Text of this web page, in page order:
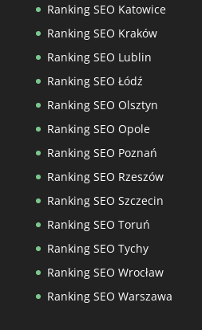
Ranking SEO Katowice
Ranking SEO Kraków
Ranking SEO Lublin
Ranking SEO Łódź
Ranking SEO Olsztyn
Ranking SEO Opole
Ranking SEO Poznań
Ranking SEO Rzeszów
Ranking SEO Szczecin
Ranking SEO Toruń
Ranking SEO Tychy
Ranking SEO Wrocław
Ranking SEO Warszawa